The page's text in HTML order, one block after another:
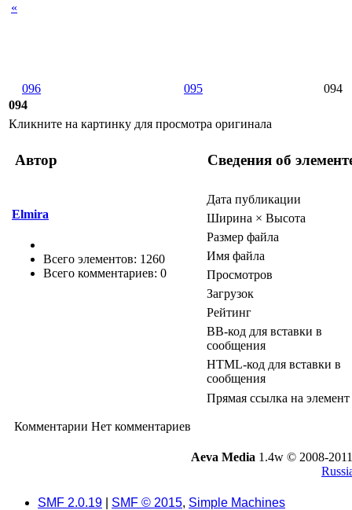
«
096 095
094
094
Кликните на картинку для просмотра оригинала
Автор Сведения об
Elmira
Всего элементов: 1260
Всего комментариев: 0
Дата публикации
Ширина × Высота
Размер файла
Имя файла
Просмотров
Загрузок
Рейтинг
BB-код для вставки в
сообщения
HTML-код для вставки в
сообщения
Прямая ссылка на элемент
Комментарии Нет комментариев
Aeva Media 1.4w © 2008-
SMF 2.0.19 SMF © 2015, Simple Machines